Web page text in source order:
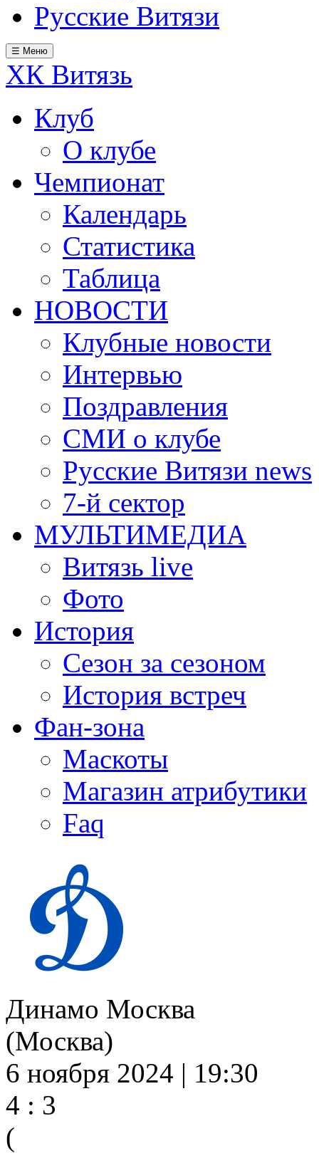
Русские Витязи
☰ Меню
ХК Витязь
Клуб
О клубе
Чемпионат
Календарь
Статистика
Таблица
НОВОСТИ
Клубные новости
Интервью
Поздравления
СМИ о клубе
Русские Витязи news
7-й сектор
МУЛЬТИМЕДИА
Витязь live
Фото
История
Сезон за сезоном
История встреч
Фан-зона
Маскоты
Магазин атрибутики
Faq
Динамо Москва
(Москва)
6 ноября 2024 | 19:30
4 : 3
(